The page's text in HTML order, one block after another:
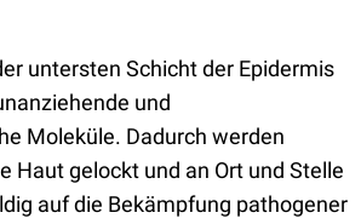
untersten Schicht der Epidermis
und
Moleküle. Dadurch werden
Haut gelockt und an Ort und Stelle
auf die Bekämpfung pathogener